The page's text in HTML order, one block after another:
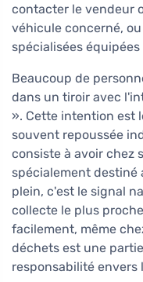
contacter le vendeur
véhicule concerné,
spécialisées
Beaucoup de
dans un tiroir avec
». Cette intention est
souvent repoussée
consiste à avoir chez
spécialement destiné
plein, c'est le signal
collecte le plus
facilement, même
déchets est une
responsabilité envers